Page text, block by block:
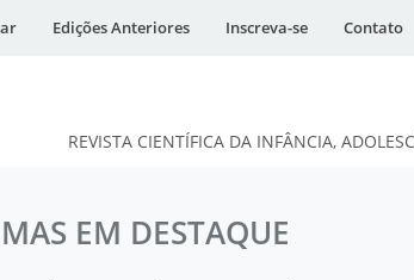
Edições Anteriores Inscreva-se Contato
REVISTA CIENTÍFICA DA INFÂNCIA,
EM DESTAQUE